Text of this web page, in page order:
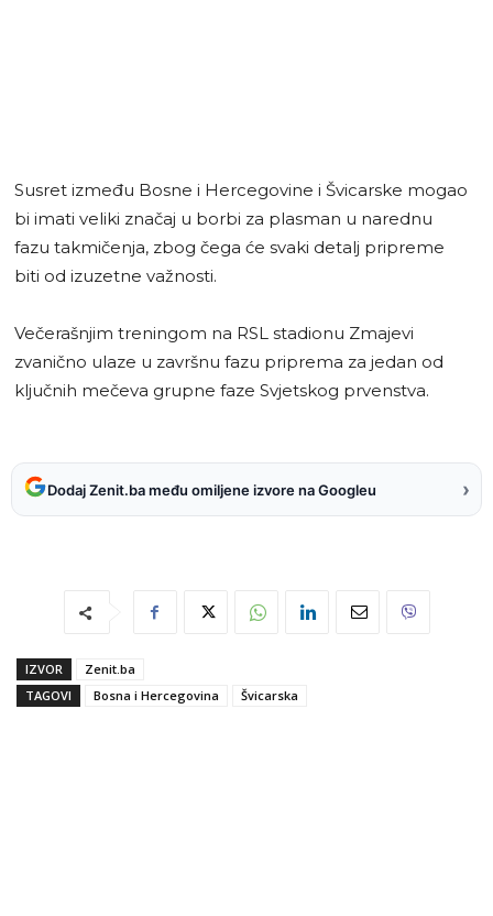
Susret između Bosne i Hercegovine i Švicarske mogao
bi imati veliki značaj u borbi za plasman u narednu
fazu takmičenja, zbog čega će svaki detalj pripreme
biti od izuzetne važnosti.
Večerašnjim treningom na RSL stadionu Zmajevi
zvanično ulaze u završnu fazu priprema za jedan od
ključnih mečeva grupne faze Svjetskog prvenstva.
Dodaj Zenit.ba među omiljene izvore na Googleu ›
IZVOR
Zenit.ba
TAGOVI
Bosna i Hercegovina Švicarska